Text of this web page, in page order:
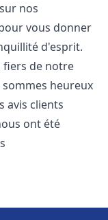
nos
vous donner
d'esprit.
fiers de notre
heureux
avis clients
ont été